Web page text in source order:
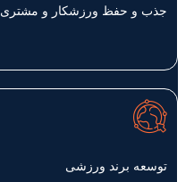
جذب و حفظ ورزشکار و مشتری
توسعه برند ورزشی